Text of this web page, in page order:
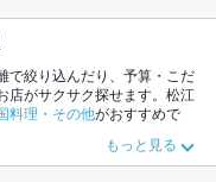
で絞り込んだり、予算・こだ
店がサクサク探せます。松江
料理・その他がおすすめで
ご紹介しているので安心！24
拡大中です。友達どうしの飲
もっと見る